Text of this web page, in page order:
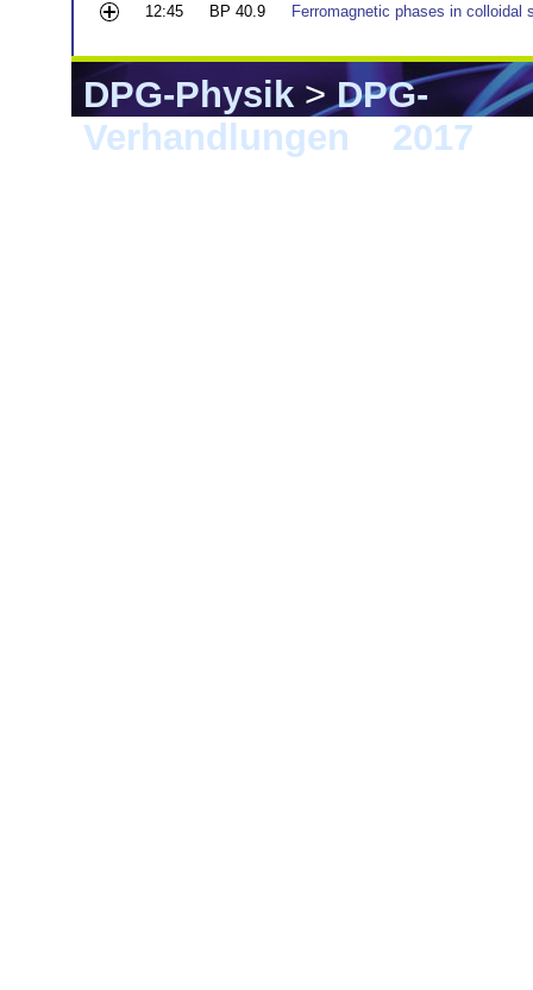
12:45
BP 40.9 Ferromagnetic phases in colloidal
DPG-Physik>DPG-
Verhandlungen
2017